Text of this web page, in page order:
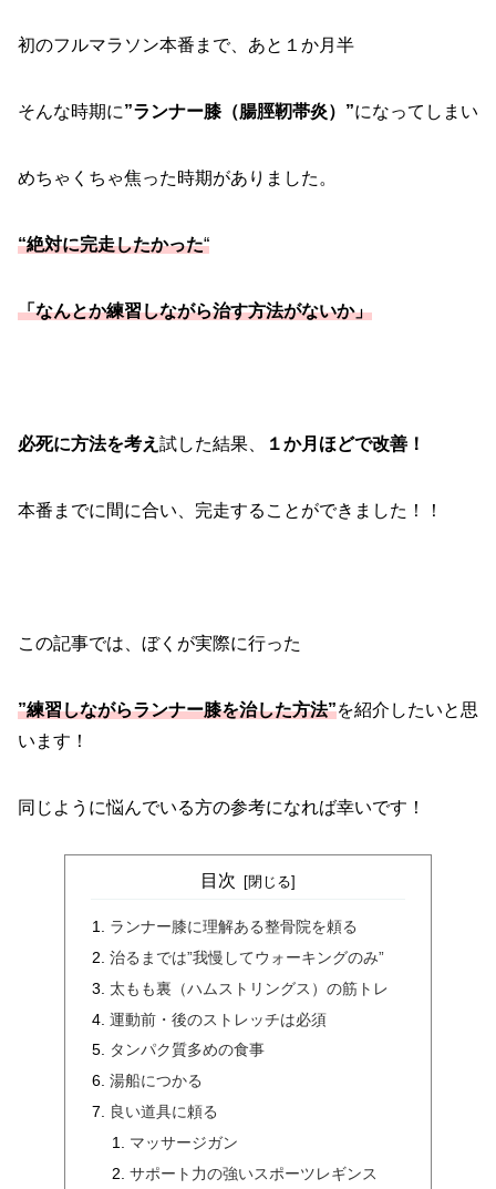
初のフルマラソン本番まで、あと１か月半
そんな時期に”ランナー膝（腸脛靭帯炎）”になってしまい
めちゃくちゃ焦った時期がありました。
“絶対に完走したかった“
「なんとか練習しながら治す方法がないか」
必死に方法を考え 試した結果、 １か月ほどで改善！
本番までに間に合い、完走することができました！！
この記事では、ぼくが実際に行った
”練習しながらランナー膝を治した方法”を紹介したいと思
います！
同じように悩んでいる方の参考になれば幸いです！
目次
ランナー膝に理解ある整骨院を頼る
治るまでは”我慢してウォーキングのみ”
太もも裏（ハムストリングス）の筋トレ
運動前・後のストレッチは必須
タンパク質多めの食事
湯船につかる
良い道具に頼る
マッサージガン
サポート力の強いスポーツレギンス